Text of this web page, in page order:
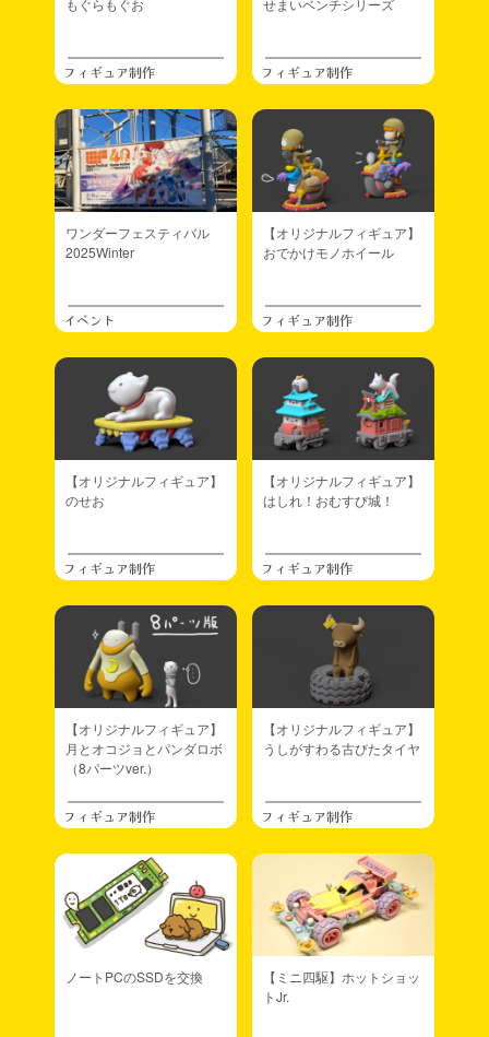
もぐらもぐお
フィギュア制作
せまいベンチシリーズ
フィギュア制作
ワンダーフェスティバル
2025Winter
イベント
【オリジナルフィギュア】
おでかけモノホイール
フィギュア制作
【オリジナルフィギュア】
のせお
フィギュア制作
【オリジナルフィギュア】
はしれ！おむすび城！
フィギュア制作
【オリジナルフィギュア】
月とオコジョとパンダロボ
（8パーツver.）
フィギュア制作
【オリジナルフィギュア】
うしがすわる古びたタイヤ
フィギュア制作
ノートPCのSSDを交換
【ミニ四駆】ホットショッ
トJr.